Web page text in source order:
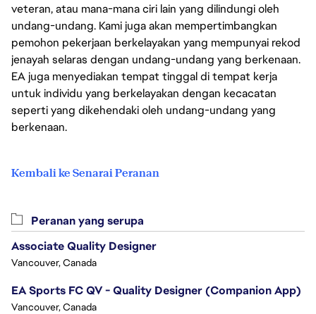
veteran, atau mana-mana ciri lain yang dilindungi oleh
undang-undang. Kami juga akan mempertimbangkan
pemohon pekerjaan berkelayakan yang mempunyai rekod
jenayah selaras dengan undang-undang yang berkenaan.
EA juga menyediakan tempat tinggal di tempat kerja
untuk individu yang berkelayakan dengan kecacatan
seperti yang dikehendaki oleh undang-undang yang
berkenaan.
Kembali ke Senarai Peranan
Peranan yang serupa
Associate Quality Designer
Vancouver, Canada
EA Sports FC QV - Quality Designer (Companion App)
Vancouver, Canada